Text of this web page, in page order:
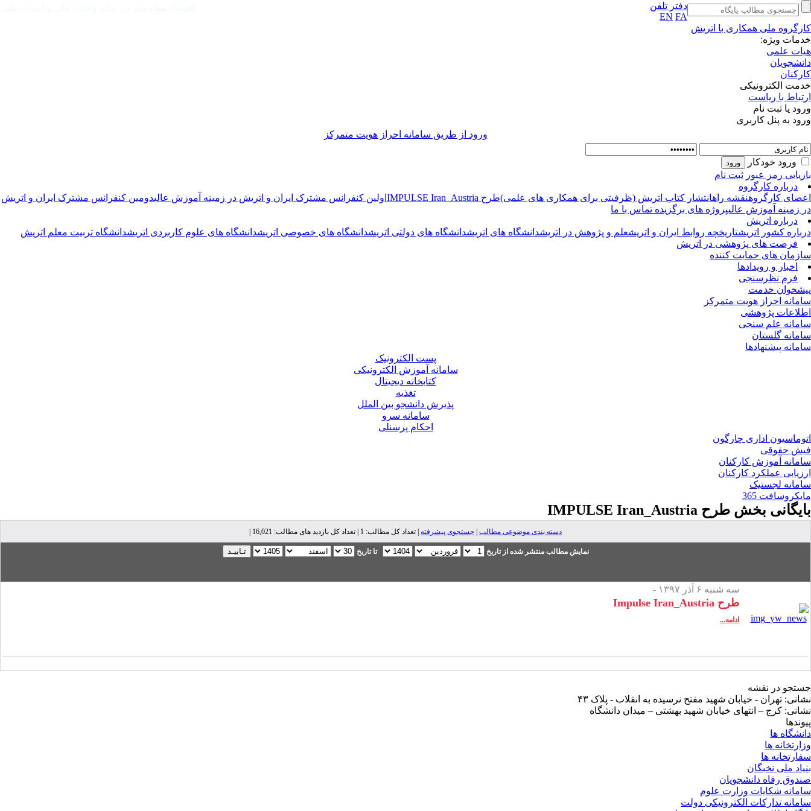
دفتر تلفن
EN FA
کارگروه ملی همکاری با اتریش
خدمات ویژه:
هیات علمی
دانشجویان
کارکنان
خدمت الکترونیکی
ارتباط با ریاست
ورود یا ثبت نام
ورود به پنل کاربری
ورود از طريق سامانه احراز هويت متمركز
ورود خودکار
بازیابی رمز عبور ثبت نام
درباره کارگروه
اعضای کارگروهنقشه راهانتشار کتاب اتریش (ظرفیتی برای همکاری های علمی)طرح IMPULSE Iran_Austria اولین کنفرانس مشترک ایران و اتریش در زمینه آموزش عالیدومین کنفرانس مشترک ایران و اتریش
در زمینه آموزش عالیپروژه های برگزیده تماس با ما
درباره اتریش
درباره کشور اتریشتاریخچه روابط ایران و اتریشعلم و پژوهش در اتریشدانشگاه های اتریشدانشگاه های دولتی اتریشدانشگاه های خصوصی اتریشدانشگاه های علوم کاربردی اتریشدانشگاه تربیت معلم اتریش
فرصت های پژوهشی در اتریش
سازمان های حمایت کننده
اخبار و رویدادها
فرم نظرسنجی
پیشخوان خدمت
سامانه احراز هویت متمرکز
اطلاعات پژوهشی
سامانه علم سنجی
سامانه گلستان
سامانه پیشنهادها
پست الکترونیک
سامانه آموزش الکترونیکی
کتابخانه دیجیتال
تغذیه
پذیرش دانشجو بین الملل
سامانه سرو
احکام پرسنلی
اتوماسیون اداری چارگون
فیش حقوقی
سامانه آموزش کارکنان
ارزیابی عملکرد کارکنان
سامانه لجستیک
مایکروسافت 365
بایگانی بخش طرح IMPULSE Iran_Austria
دسته بندی موضوعی مطالب جستجوی پیشرفته | تعداد کل مطالب: 1 | تعداد کل بازدید های مطالب: 16,021 |
نمایش مطالب منتشر شده از تاریخ تا تاریخ
سه شنبه ۶ آذر ۱۳۹۷ -
طرح Impulse Iran_Austria
ادامه...
جستجو در نقشه
نشانی: تهران - خیابان شهید مفتح نرسیده به انقلاب - پلاک ۴۳
نشانی: کرج – انتهای خیابان شهید بهشتی – میدان دانشگاه
پیوندها
دانشگاه ها
وزارتخانه ها
سفارتخانه ها
بنیاد ملی نخبگان
صندوق رفاه دانشجویان
سامانه شکایات وزارت علوم
سامانه تدارکات الکترونیکی دولت